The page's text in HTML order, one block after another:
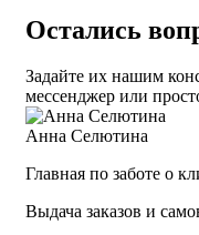
Остались
Задайте их нашим
мессенджер или
Анна Селютина
Главная по заботе о
Выдача заказов и